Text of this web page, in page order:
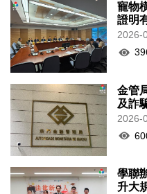
寵物
證明
2026-
金管
及詐
2026-
學聯
升大